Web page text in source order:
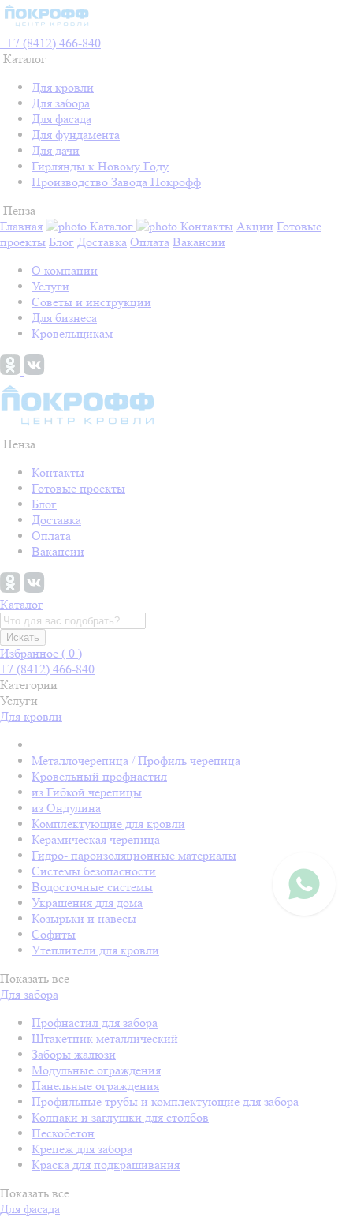
+7 (8412) 466-840
Каталог
Для кровли
Для забора
Для фасада
Для фундамента
Для дачи
Гирлянды к Новому Году
Производство Завода Покрофф
Пенза
Главная
Каталог Контакты Акции Готовые
проекты Блог Доставка Оплата Вакансии
О компании
Услуги
Советы и инструкции
Для бизнеса
Кровельщикам
Пенза
Контакты
Готовые проекты
Блог
Доставка
Оплата
Вакансии
Каталог
Искать
Избранное ( 0 )
+7 (8412) 466-840
Категории
Услуги
Для кровли
Металлочерепица / Профиль черепица
Кровельный профнастил
из Гибкой черепицы
из Ондулина
Комплектующие для кровли
Керамическая черепица
Гидро- пароизоляционные материалы
Системы безопасности
Водосточные системы
Украшения для дома
Козырьки и навесы
Софиты
Утеплители для кровли
Показать все
Для забора
Профнастил для забора
Штакетник металлический
Заборы жалюзи
Модульные ограждения
Панельные ограждения
Профильные трубы и комплектующие для забора
Колпаки и заглушки для столбов
Пескобетон
Крепеж для забора
Краска для подкрашивания
Показать все
Для фасада